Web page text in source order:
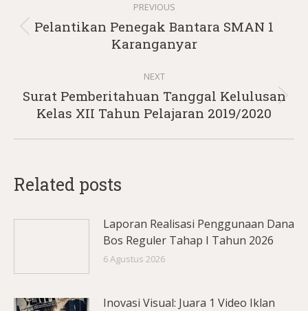
navigation
PREVIOUS
Previous
post:
Pelantikan Penegak Bantara SMAN 1
Karanganyar
NEXT
Next
post:
Surat Pemberitahuan Tanggal Kelulusan
Kelas XII Tahun Pelajaran 2019/2020
Related posts
Laporan Realisasi Penggunaan Dana
Bos Reguler Tahap I Tahun 2026
6 Agustus 2026
Inovasi Visual: Juara 1 Video Iklan